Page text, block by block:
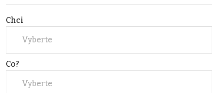
Chci
Vyberte
Co?
Vyberte